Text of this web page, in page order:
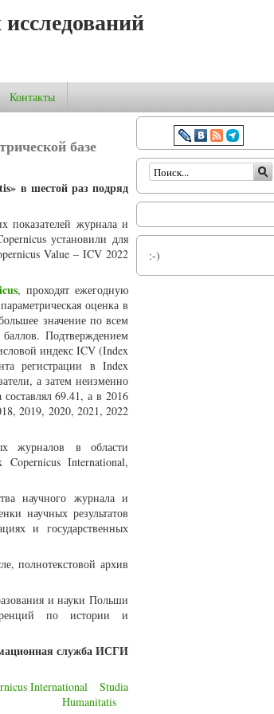
Контакты
базе
в шестой раз подряд
показателей журнала и
установили для
Value – ICV 2022
, проходят ежегодную
оценка в
значение по всем
Подтверждением
индекс ICV (Index
регистрации в Index
а затем неизменно
69.41, а в 2016
2019, 2020, 2021, 2022
журналов в области
International,
научного журнала и
научных результатов
и государственных
полнотекстовой архив
и науки Польши
по истории и
служба ИСГИ
International
Studia
Humanitatis
Форма поиска
:-)